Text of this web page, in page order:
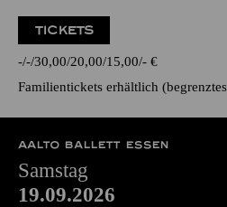
TICKETS
- - 30,00 20,00 15,00 - €
Familientickets erhältlich
AALTO BALLETT ESSEN
Samstag
19.09.2026